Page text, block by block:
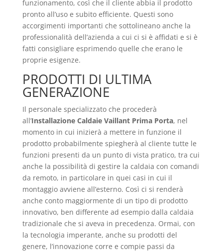
funzionamento, così che il cliente abbia il prodotto
pronto all’uso e subito efficiente. Questi sono
accorgimenti importanti che sottolineano anche la
professionalità dell’azienda a cui ci si è affidati e si è
fatti consigliare esprimendo quelle che erano le
proprie esigenze.
PRODOTTI DI ULTIMA
GENERAZIONE
Il personale specializzato che procederà
all’Installazione Caldaie Vaillant Prima Porta, nel
momento in cui inizierà a mettere in funzione il
prodotto probabilmente spiegherà al cliente tutte le
funzioni presenti da un punto di vista pratico, tra cui
anche la possibilità di gestire la caldaia con comandi
da remoto, in particolare in quei casi in cui il
montaggio avviene all’esterno. Così ci si renderà
anche conto maggiormente di un tipo di prodotto
innovativo, ben differente ad esempio dalla caldaia
tradizionale che si aveva in precedenza. Ormai, con
la tecnologia imperante, anche su prodotti del
genere, l’innovazione corre e compie passi da